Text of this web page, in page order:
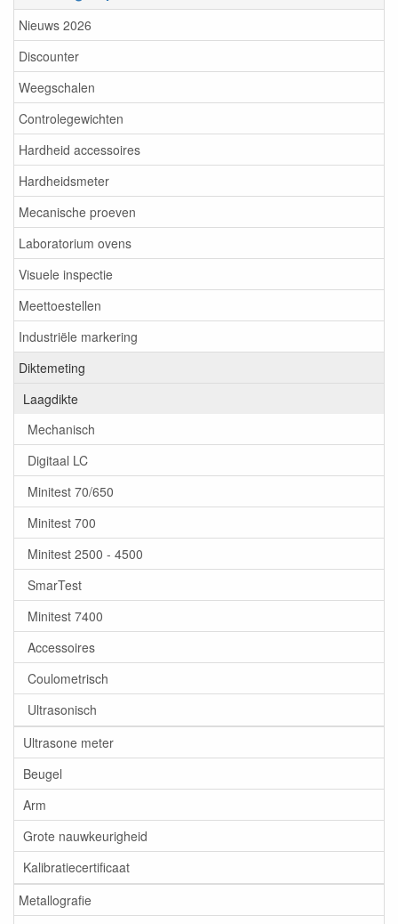
Nieuws 2026
Discounter
Weegschalen
Controlegewichten
Hardheid accessoires
Hardheidsmeter
Mecanische proeven
Laboratorium ovens
Visuele inspectie
Meettoestellen
Industriële markering
Diktemeting
Laagdikte
Mechanisch
Digitaal LC
Minitest 70/650
Minitest 700
Minitest 2500 - 4500
SmarTest
Minitest 7400
Accessoires
Coulometrisch
Ultrasonisch
Ultrasone meter
Beugel
Arm
Grote nauwkeurigheid
Kalibratiecertificaat
Metallografie